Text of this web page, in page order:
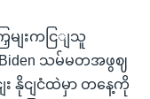
မျးကငြျသူ
Biden သမ်မတအဖွဈ
း နိုငျငံထဲမှာ တနေ့ကို